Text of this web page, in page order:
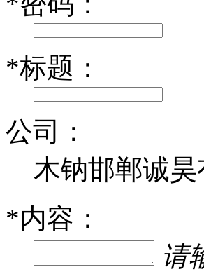
*标题：
公司：
木钠邯郸诚昊
*内容：
请